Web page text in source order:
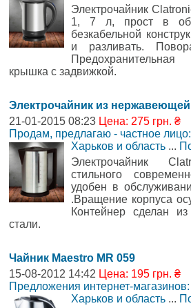
Электрочайник
1, 7 л, прост в
безкабельной
и разливать.
крышка с задвижкой.
Электрочайник из
21-01-2015 08:23 Цена: 275 грн. ₴
Продам, предлагаю - частное
Харьков и область ...
Электрочайник
стильного
удобен в
.Вращение корпуса
Контейнер сделан из
стали.
Чайник Maestro MR 059
15-08-2012 14:42 Цена: 195 грн. ₴
Предложения интернет-
Харьков и область ...